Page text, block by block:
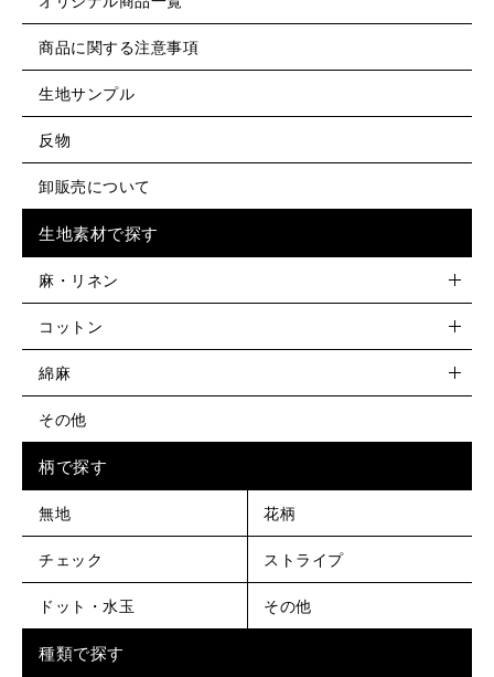
商品に関する注意事項
生地サンプル
反物
卸販売について
生地素材で探す
麻・リネン
コットン
綿麻
その他
柄で探す
無地 花柄
チェック ストライプ
ドット・水玉 その他
種類で探す